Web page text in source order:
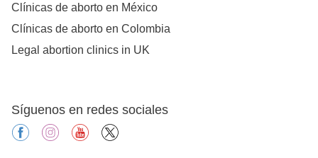
Clínicas de aborto en México
Clínicas de aborto en Colombia
Legal abortion clinics in UK
Síguenos en redes sociales
facebookinstagramyoutube